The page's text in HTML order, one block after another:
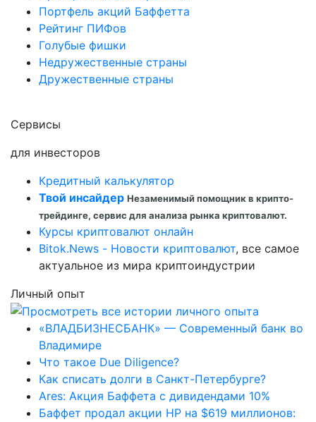
Портфель акций Баффетта
Рейтинг ПИФов
Голубые фишки
Недружественные страны
Дружественные страны
Сервисы
для инвесторов
Кредитный калькулятор
Твой инсайдер Незаменимый помощник в крипто-
трейдинге, сервис для анализа рынка криптовалют.
Курсы криптовалют онлайн
Bitok.News - Новости криптовалют, все самое
актуальное из мира криптоиндустрии
Личный опыт
«ВЛАДБИЗНЕСБАНК» — Современный банк во
Владимире
Что такое Due Diligence?
Как списать долги в Санкт-Петербурге?
Ares: Акция Баффета с дивидендами 10%
Баффет продал акции HP на $619 миллионов: